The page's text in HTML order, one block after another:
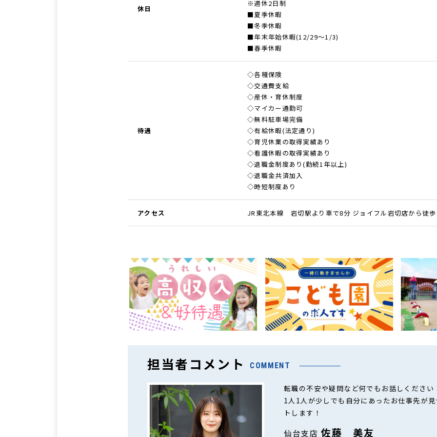
休日
※週休2日制
■夏季休暇
■冬季休暇
■年末年始休暇(12/29〜1/3)
■春季休暇
待遇
◇各種保険
◇交通費支給
◇産休・育休制度
◇マイカー通勤可
◇無料駐車場完備
◇有給休暇(法定通り)
◇育児休業の取得実績あり
◇看護休暇の取得実績あり
◇退職金制度あり(勤続1年以上)
◇退職金共済加入
◇時短制度あり
アクセス JR東北本線 岩切駅より車で8分 ジョイフル岩切店から徒
担当者コメント COMMENT
転職の不安や疑問など何でもお話しください
1人1人が少しでも自分にあったお仕事先が
トします！
仙台支店 佐藤 美友